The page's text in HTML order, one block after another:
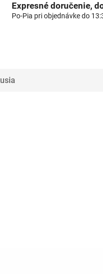
Expresné doručenie,
Po-Pia pri objednávke do